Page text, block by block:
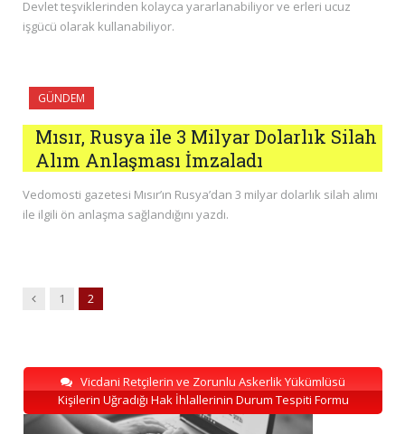
Devlet teşviklerinden kolayca yararlanabiliyor ve erleri ucuz
işgücü olarak kullanabiliyor.
GÜNDEM
Mısır, Rusya ile 3 Milyar Dolarlık Silah
Alım Anlaşması İmzaladı
Vedomosti gazetesi Mısır’ın Rusya’dan 3 milyar dolarlık silah alımı
ile ilgili ön anlaşma sağlandığını yazdı.
Previous
1 2
Vicdani Retçilerin ve Zorunlu Askerlik Yükümlüsü
Kişilerin Uğradığı Hak İhlallerinin Durum Tespiti Formu